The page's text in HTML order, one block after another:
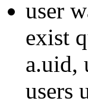
user
exist
a.uid,
users